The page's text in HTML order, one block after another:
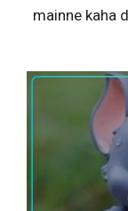
mainne kaha